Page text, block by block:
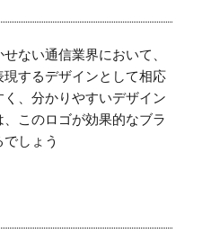
ない通信業界において、
するデザインとして相応
、分かりやすいデザイン
このロゴが効果的なブラ
しょう